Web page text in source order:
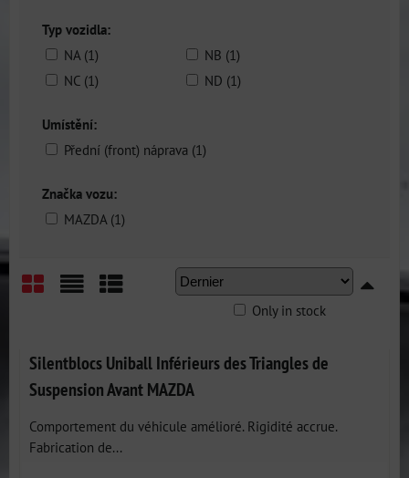
Typ vozidla:
NA (1)
NB (1)
NC (1)
ND (1)
Umístění:
Přední (front) náprava (1)
Značka vozu:
MAZDA (1)
Only in stock
Silentblocs Uniball Inférieurs des Triangles de
Suspension Avant MAZDA
Comportement du véhicule amélioré. Rigidité accrue.
Fabrication de...